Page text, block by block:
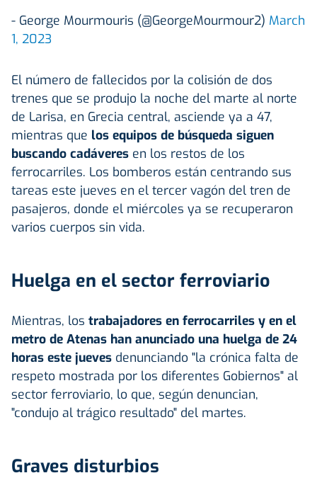
- George Mourmouris (@GeorgeMourmour2) March
1, 2023
El número de fallecidos por la colisión de dos
trenes que se produjo la noche del marte al norte
de Larisa, en Grecia central, asciende ya a 47,
mientras que los equipos de búsqueda siguen
buscando cadáveres en los restos de los
ferrocarriles. Los bomberos están centrando sus
tareas este jueves en el tercer vagón del tren de
pasajeros, donde el miércoles ya se recuperaron
varios cuerpos sin vida.
Huelga en el sector ferroviario
Mientras, los trabajadores en ferrocarriles y en el
metro de Atenas han anunciado una huelga de 24
horas este jueves denunciando "la crónica falta de
respeto mostrada por los diferentes Gobiernos" al
sector ferroviario, lo que, según denuncian,
"condujo al trágico resultado" del martes.
Graves disturbios